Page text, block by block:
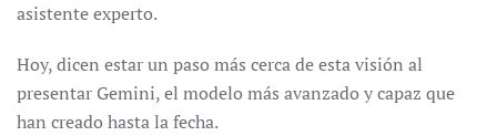
asistente experto.
Hoy, dicen estar un paso más cerca de esta visión al
presentar Gemini, el modelo más avanzado y capaz que
han creado hasta la fecha.